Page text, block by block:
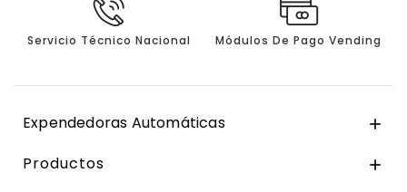
Servicio Técnico Nacional Módulos De Pago Vending
Expendedoras Automáticas 
Productos 